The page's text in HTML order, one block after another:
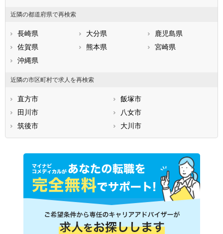
築上郡上毛町
近隣の都道府県で再検索
長崎県 大分県
鹿児島県
佐賀県
熊本県
宮崎県
沖縄県
近隣の市区町村で求人を再検索
直方市
飯塚市
田川市
八女市
筑後市
大川市